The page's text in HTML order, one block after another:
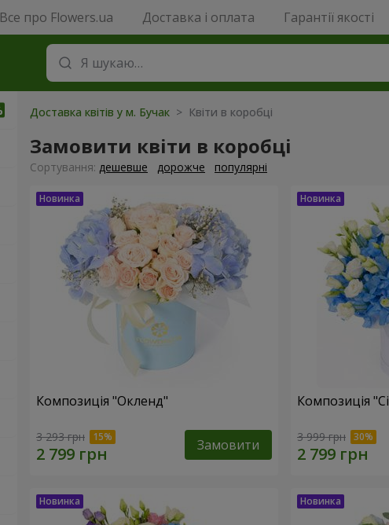
Все про Flowers.ua Доставка і оплата Гарантії якості
Доставка квітів у м. Бучак > Квіти в коробці
Замовити квіти в коробці
Сортування: дешевше дорожче популярні
Композиція "Окленд"
3 293 грн Замовити
Композиція
3 999 грн